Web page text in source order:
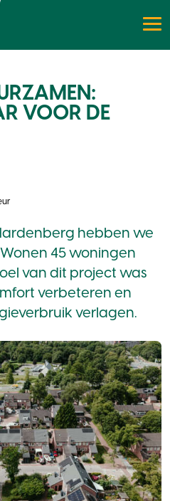
VOOR DE
hebben we
45 woningen
van dit project was
verbeteren en
verlagen.